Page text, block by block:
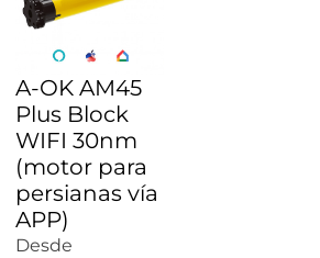
A-OK AM45
Plus Block
WIFI 30nm
(motor para
persianas vía
APP)
Desde